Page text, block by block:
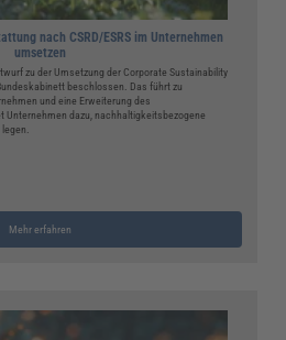
nach CSRD/ESRS im Unternehmen
umsetzen
zu der Umsetzung der Corporate Sustainability
beschlossen. Das führt zu
und eine Erweiterung des
dazu, nachhaltigkeitsbezogene
Mehr erfahren